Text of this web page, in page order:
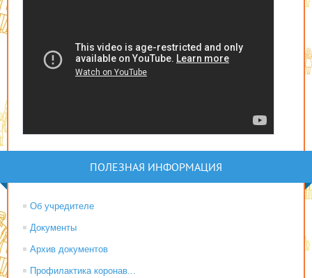
ПОЛЕЗНАЯ ИНФОРМАЦИЯ
Об учредителе
Документы
Архив документов
Профилактика коронав...